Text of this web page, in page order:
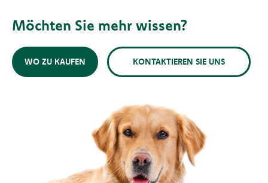
Möchten Sie mehr wissen?
WO ZU KAUFEN KONTAKTIEREN SIE UNS